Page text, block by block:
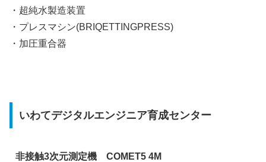
・超純水製造装置
・プレスマシン(BRIQETTINGPRESS)
・加圧重合器
いわてデジタルエンジニア育成センター
非接触3次元測定機 COMET5 4M